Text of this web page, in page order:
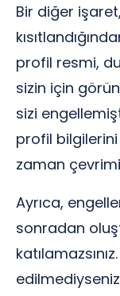
Bir diğer
profil resmi,
sizin için
sizi
profil
zaman
Ayrıca,
sonradan